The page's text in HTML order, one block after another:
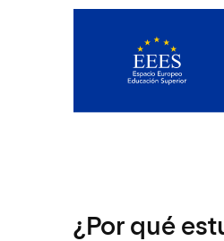
¿Por qué